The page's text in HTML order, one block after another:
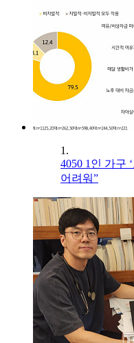
1.
4050 1인 가구
어려워”